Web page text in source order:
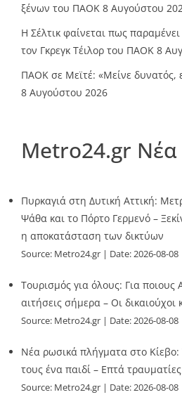
ξένων του ΠΑΟΚ 8 Αυγούστου
Η Σέλτικ φαίνεται πως
τον Γκρεγκ Τέιλορ του ΠΑΟΚ 8
ΠΑΟΚ σε Μεϊτέ: «Μείνε δυνατός,
8 Αυγούστου 2026
Metro24.gr Νέα
Πυρκαγιά στη Δυτική Αττική:
Ψάθα και το Πόρτο Γερμενό –
η αποκατάσταση των δικτύων
Source: Metro24.gr Date: 2026-08-08
Τουρισμός για όλους: Για
αιτήσεις σήμερα – Οι δικαιούχοι
Source: Metro24.gr Date: 2026-08-08
Νέα ρωσικά πλήγματα στο Κίεβο:
τους ένα παιδί – Επτά τραυματίες
Source: Metro24.gr Date: 2026-08-08